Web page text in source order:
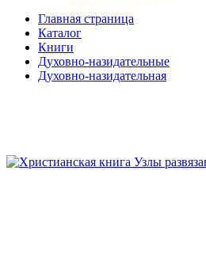
Главная страница
Каталог
Книги
Духовно-назидательные
Духовно-назидательная